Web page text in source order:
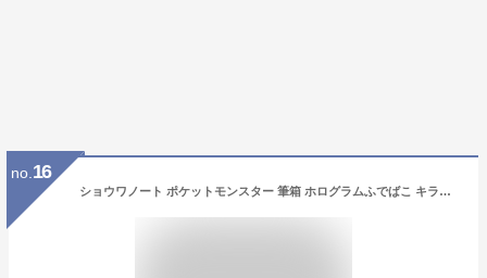
no. 16
ショウワノート ポケットモンスター 筆箱 ホログラムふでばこ キラキラ 367729001